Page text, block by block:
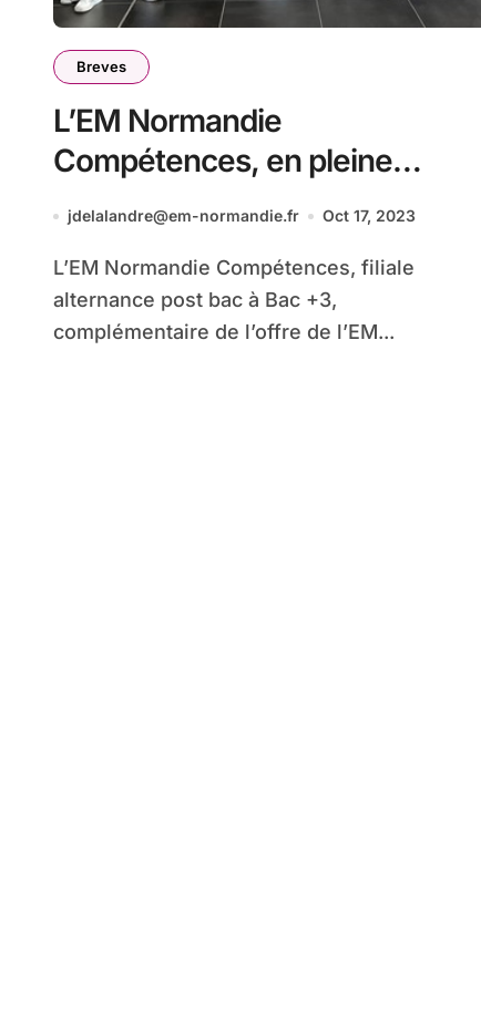
Breves
L’EM Normandie
Compétences, en pleine
croissance, annonce des
2023/2024
jdelalandre@em-normandie.fr Oct 17, 2023
L’EM Normandie Compétences, filiale
alternance post bac à Bac +3,
complémentaire de l’offre de l’EM...